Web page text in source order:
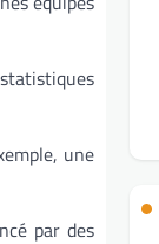
une
par des